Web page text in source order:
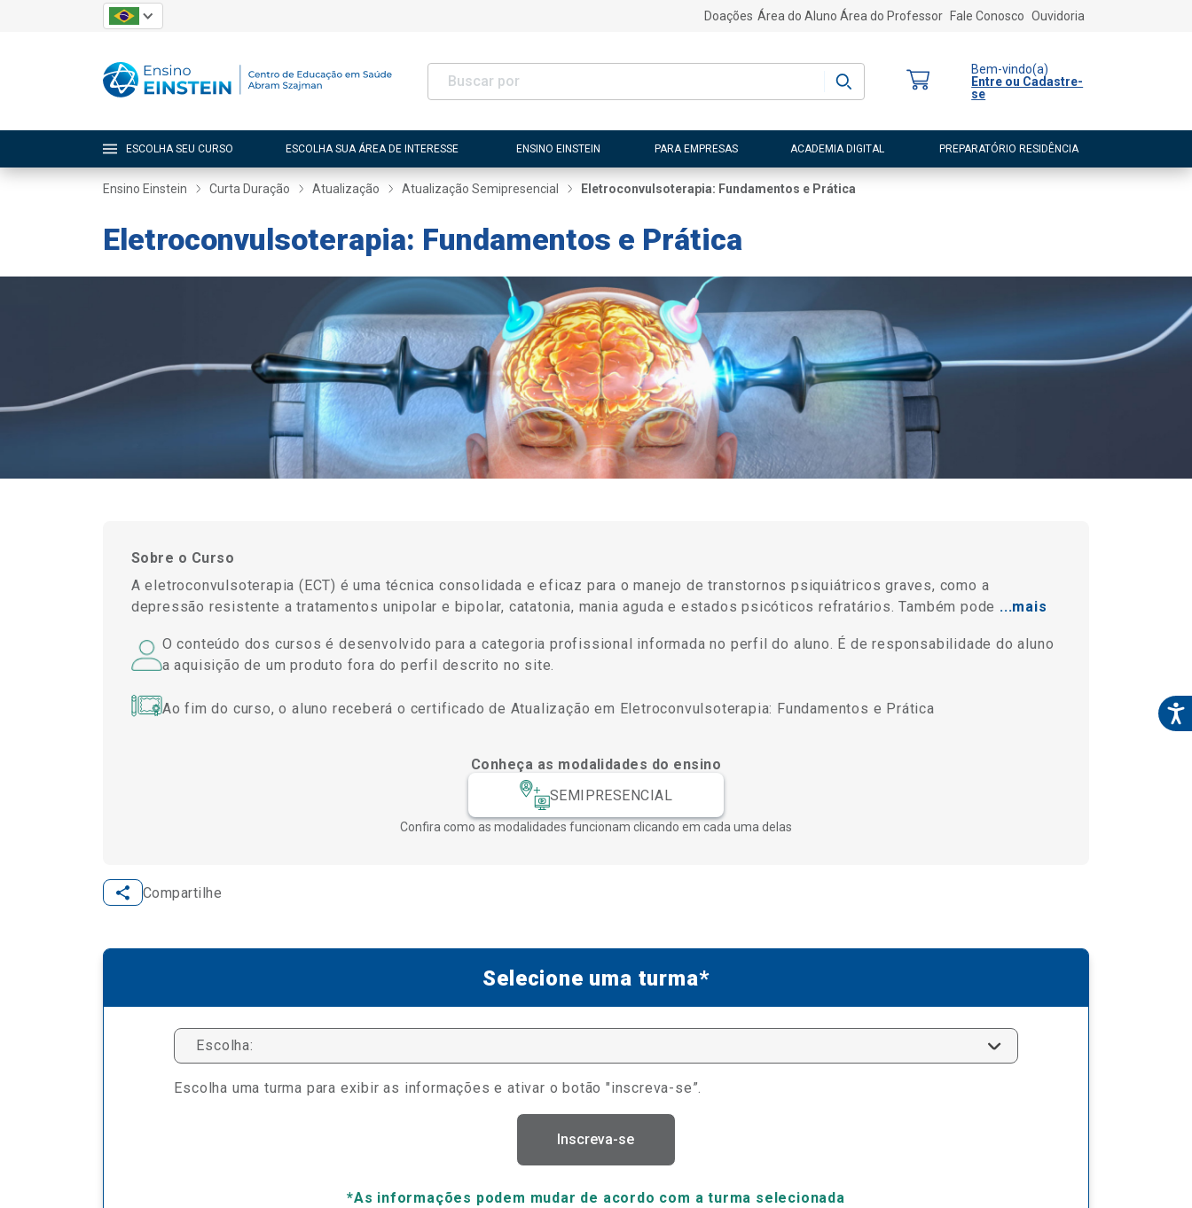
Doações Área do Aluno Área do Professor Fale Conosco Ouvidoria
Bem-vindo(a)
Entre ou Cadastre-
se
ESCOLHA SEU CURSO ESCOLHA SUA ÁREA DE INTERESSE ENSINO EINSTEIN PARA EMPRESAS ACADEMIA DIGITAL PREPARATÓRIO RESIDÊNCIA
Ensino Einstein Curta Duração Atualização Atualização Semipresencial Eletroconvulsoterapia: Fundamentos e Prática
Eletroconvulsoterapia: Fundamentos e Prática
Sobre o Curso
A eletroconvulsoterapia (ECT) é uma técnica consolidada e eficaz para o manejo de transtornos psiquiátricos graves, como a
depressão resistente a tratamentos unipolar e bipolar, catatonia, mania aguda e estados psicóticos refratários. Também pode ...mais
O conteúdo dos cursos é desenvolvido para a categoria profissional informada no perfil do aluno. É de responsabilidade do aluno
a aquisição de um produto fora do perfil descrito no site.
Ao fim do curso, o aluno receberá o certificado de Atualização em Eletroconvulsoterapia: Fundamentos e Prática
Conheça as modalidades do ensino
SEMIPRESENCIAL
Confira como as modalidades funcionam clicando em cada uma delas
Compartilhe
Selecione uma turma*
Escolha:
Escolha uma turma para exibir as informações e ativar o botão "inscreva-se”.
Inscreva-se
*As informações podem mudar de acordo com a turma selecionada